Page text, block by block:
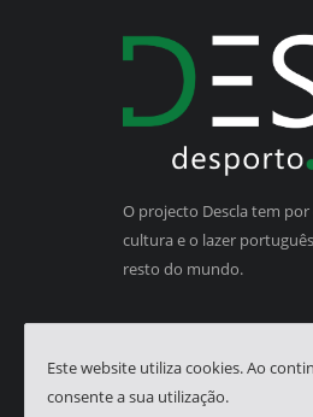
O projecto Descla tem
cultura e o lazer
resto do mundo.
Este website utiliza cookies. Ao
consente a sua utilização.